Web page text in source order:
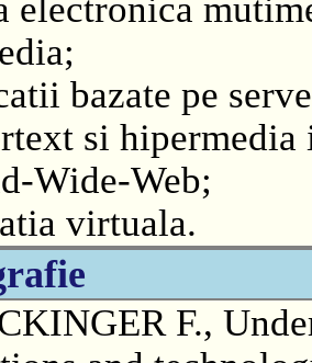
electronica
bazate pe
si hipermedia
Wide-Web;
virtuala.
F.,